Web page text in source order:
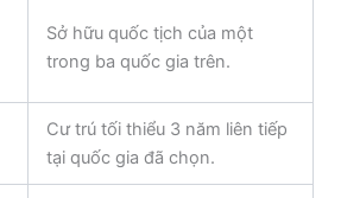
Sở hữu quốc tịch của một
trong ba quốc gia trên.
Cư trú tối thiểu 3 năm liên tiếp
tại quốc gia đã chọn.